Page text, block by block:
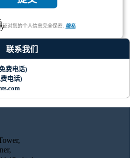
证对您的个人信息完全保密. 隐私
联系我们
费电话)
电话)